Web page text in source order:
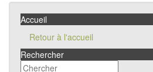
Accueil
Retour à l'accueil
Rechercher